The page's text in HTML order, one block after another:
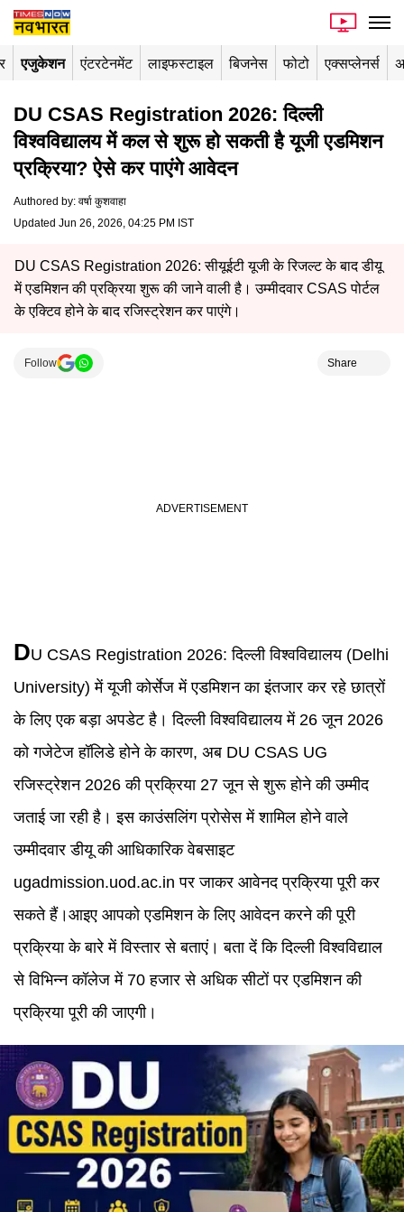
एजुकेशन एंटरटेनमेंट लाइफस्टाइल बिजनेस फोटो एक्सप्लेनर्स
DU CSAS Registration 2026: दिल्ली
विश्वविद्यालय में कल से शुरू हो सकती है यूजी एडमिशन
प्रक्रिया? ऐसे कर पाएंगे आवेदन
Authored by: वर्षा कुशवाहा
Updated Jun 26, 2026, 04:25 PM IST
DU CSAS Registration 2026: सीयूईटी यूजी के रिजल्ट के बाद डीयू
में एडमिशन की प्रक्रिया शुरू की जाने वाली है। उम्मीदवार CSAS पोर्टल
के एक्टिव होने के बाद रजिस्ट्रेशन कर पाएंगे।
Follow Share
DU CSAS Registration 2026: दिल्ली विश्वविद्यालय (Delhi
University) में यूजी कोर्सेज में एडमिशन का इंतजार कर रहे छात्रों
के लिए एक बड़ा अपडेट है। दिल्ली विश्वविद्यालय में 26 जून 2026
को गजेटेज हॉलिडे होने के कारण, अब DU CSAS UG
रजिस्ट्रेशन 2026 की प्रक्रिया 27 जून से शुरू होने की उम्मीद
जताई जा रही है। इस काउंसलिंग प्रोसेस में शामिल होने वाले
उम्मीदवार डीयू की आधिकारिक वेबसाइट
ugadmission.uod.ac.in पर जाकर आवेनद प्रक्रिया पूरी कर
सकते हैं।आइए आपको एडमिशन के लिए आवेदन करने की पूरी
प्रक्रिया के बारे में विस्तार से बताएं। बता दें कि दिल्ली विश्वविद्याल
से विभिन्न कॉलेज में 70 हजार से अधिक सीटों पर एडमिशन की
प्रक्रिया पूरी की जाएगी।